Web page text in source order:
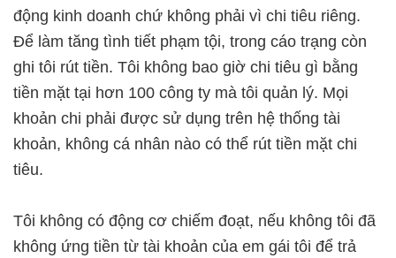
động kinh doanh chứ không phải vì chi tiêu riêng.
Để làm tăng tình tiết phạm tội, trong cáo trạng còn
ghi tôi rút tiền. Tôi không bao giờ chi tiêu gì bằng
tiền mặt tại hơn 100 công ty mà tôi quản lý. Mọi
khoản chi phải được sử dụng trên hệ thống tài
khoản, không cá nhân nào có thể rút tiền mặt chi
tiêu.
Tôi không có động cơ chiếm đoạt, nếu không tôi đã
không ứng tiền từ tài khoản của em gái tôi để trả